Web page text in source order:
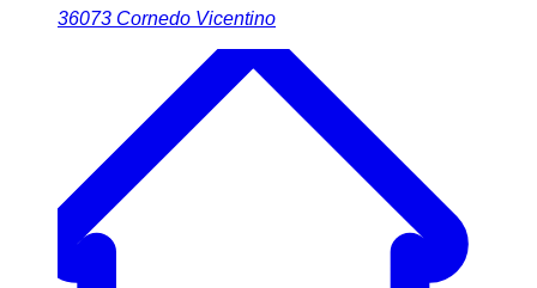
36073 Cornedo Vicentino